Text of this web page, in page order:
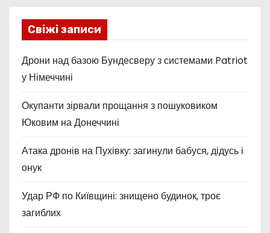
Свіжі записи
Дрони над базою Бундесверу з системами Patriot
у Німеччині
Окупанти зірвали прощання з пошуковиком
Юковим на Донеччині
Атака дронів на Пухівку: загинули бабуся, дідусь і
онук
Удар РФ по Київщині: знищено будинок, троє
загиблих